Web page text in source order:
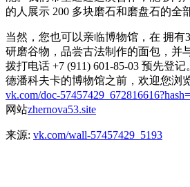
的人展示 200 多块磨石和磨盘石的全
当然，您也可以亲临博物馆，在 拥有
研磨谷物，品尝古法制作的面包，
拨打电话 +7 (911) 601-85-03 预先登
德潘科夫卡的博物馆之前，欢迎您浏
vk.com/doc-
网站zhernova53.site
来源: vk.com/wall-57457429_5193